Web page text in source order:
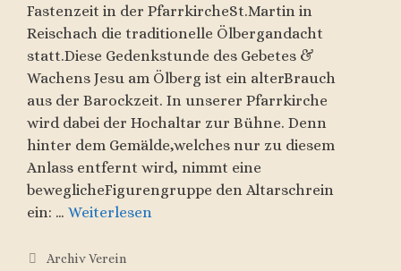
Fastenzeit in der PfarrkircheSt.Martin in
Reischach die traditionelle Ölbergandacht
statt.Diese Gedenkstunde des Gebetes &
Wachens Jesu am Ölberg ist ein alterBrauch
aus der Barockzeit. In unserer Pfarrkirche
wird dabei der Hochaltar zur Bühne. Denn
hinter dem Gemälde,welches nur zu diesem
Anlass entfernt wird, nimmt eine
beweglicheFigurengruppe den Altarschrein
ein: … Weiterlesen
Kategorien
Archiv Verein